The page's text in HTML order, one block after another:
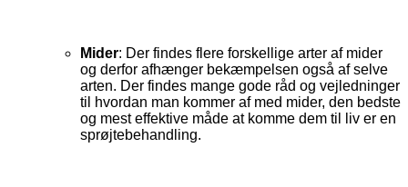
Mider: Der findes flere forskellige arter af mider
og derfor afhænger bekæmpelsen også af selve
arten. Der findes mange gode råd og vejledninger
til hvordan man kommer af med mider, den bedste
og mest effektive måde at komme dem til liv er en
sprøjtebehandling.